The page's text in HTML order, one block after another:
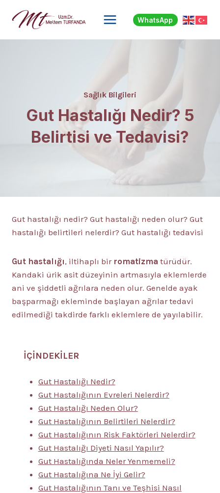
WhatsApp
Sağlık Bilgileri
Gut Hastalığı Nedir? 5
Belirtisi ve Tedavisi?
Gut hastalığı nedir? Gut hastalığı neden olur? Gut
hastalığı belirtileri nelerdir? Gut hastalığı tedavisi
Gut hastalığı, iltihaplı bir romatizma türüdür.
Kandaki ürik asit düzeyinin artmasıyla eklemlerde
ani ve şiddetli ağrılara neden olur. Genelde ayak
başparmağı ekleminde başlayan ağrılar tedavi
edilmediği takdirde farklı eklemlere de yayılabilir.
İÇİNDEKİLER
Gut Hastalığı Nedir?
Gut Hastalığının Evreleri Nelerdir?
Gut Hastalığı Neden Olur?
Gut Hastalığının Belirtileri Nelerdir?
Gut Hastalığının Risk Faktörleri Nelerdir?
Gut Hastalığı Diyeti Nasıl Yapılır?
Gut Hastalığında Neler Yenmemeli?
Gut Hastalığına Ne İyi Gelir?
Gut Hastalığının Tanı ve Teşhisi Nasıl